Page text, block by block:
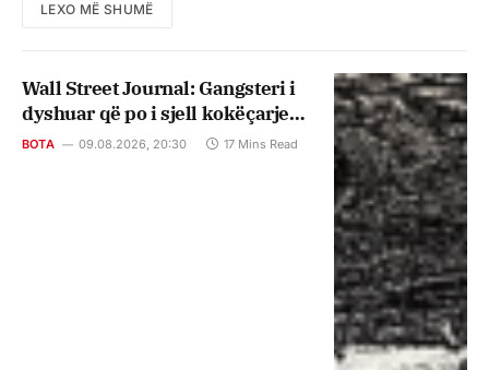
LEXO MË SHUMË
Wall Street Journal: Gangsteri i
dyshuar që po i sjell kokëçarje
marrëveshjes së Kushnerit në
BOTA 09.08.2026, 20:30 17 Mins Read